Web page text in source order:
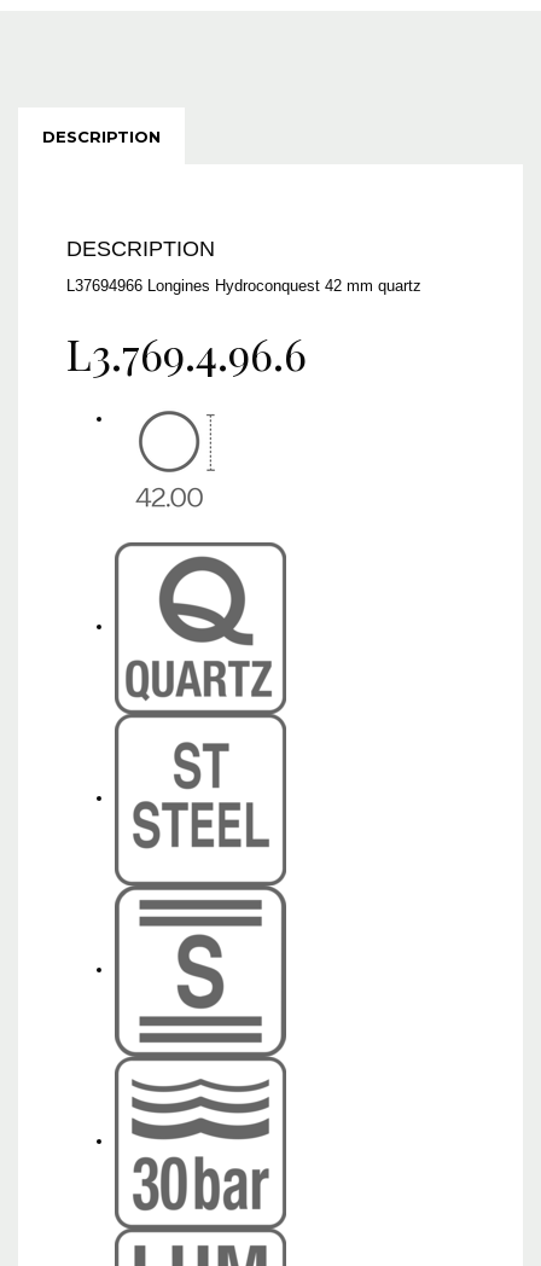
DESCRIPTION
DESCRIPTION
L37694966 Longines Hydroconquest 42 mm quartz
L3.769.4.96.6